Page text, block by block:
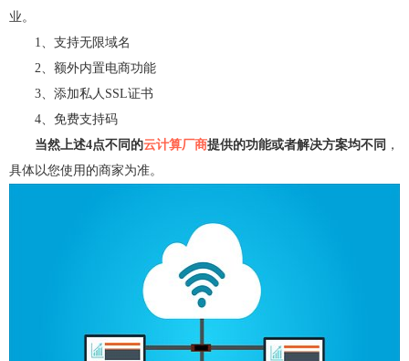
业。
1、支持无限域名
2、额外内置电商功能
3、添加私人SSL证书
4、免费支持码
当然上述4点不同的云计算厂商提供的功能或者解决方案均不同 ，
具体以您使用的商家为准。